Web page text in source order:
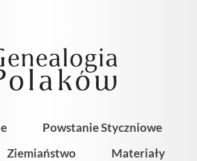
Powstanie Styczniowe
Ziemiaństwo
Materiały